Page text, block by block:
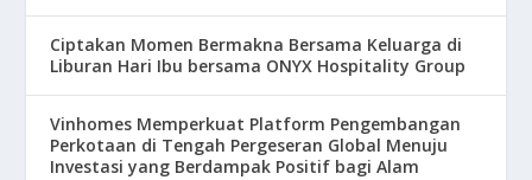
Ciptakan Momen Bermakna Bersama Keluarga di
Liburan Hari Ibu bersama ONYX Hospitality Group
Vinhomes Memperkuat Platform Pengembangan
Perkotaan di Tengah Pergeseran Global Menuju
Investasi yang Berdampak Positif bagi Alam